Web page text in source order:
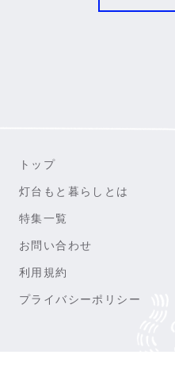
トップ
灯台もと暮らしとは
特集一覧
お問い合わせ
利用規約
プライバシーポリシー